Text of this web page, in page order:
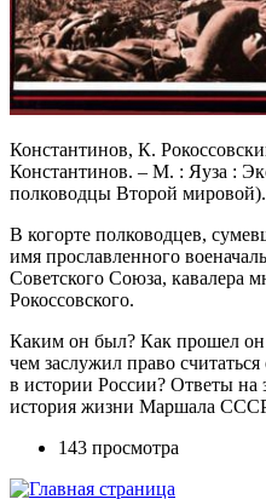
Константинов, К.
Константинов. – М. : Яуза :
полководцы Второй мировой).
В когорте полководцев,
имя прославленного
Советского Союза, кавалера
Рокоссовского.
Каким он был? Как прошел он
чем заслужил право
в истории России? Ответы на
история жизни Маршала
143 просмотра